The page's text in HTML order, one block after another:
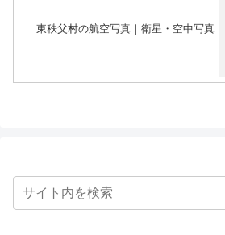
東秩父村の航空写真｜衛星・空中写真